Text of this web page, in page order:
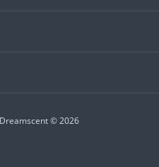
© 2026